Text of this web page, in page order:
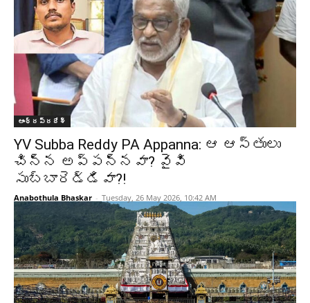
ఆంధ్రప్రదేశ్‌
YV Subba Reddy PA Appanna: ఆ ఆస్తులు
చిన్న అప్పన్నవా? వైవి
సుబ్బారెడ్డివా?!
Anabothula Bhaskar - Tuesday, 26 May 2026, 10:42 AM